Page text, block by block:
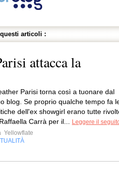
articoli :
attacca la
Parisi torna così a tuonare dal
blog. Se proprio qualche tempo fa
dell'ex showgirl erano tutte
Carrà per il... Leggere il
Yellowflate